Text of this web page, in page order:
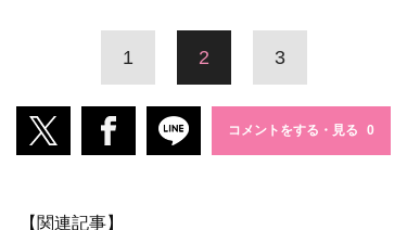
1 2 3
コメントをする・見る
【関連記事】